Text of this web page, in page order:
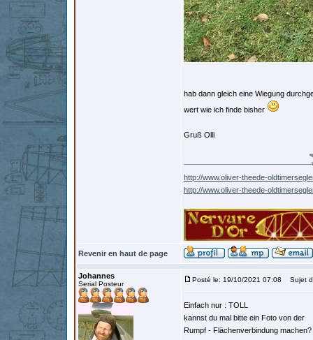
hab dann gleich eine Wiegung
wert wie ich finde bisher
Gruß Olli
http://www.oliver-theede-
http://www.oliver-theede-
Revenir en haut de page
Johannes
Serial Posteur
Posté le: 19/10/2021 07:08 Sujet
Einfach nur : TOLL
kannst du mal bitte ein Foto von der
Rumpf - Flächenverbindung machen?